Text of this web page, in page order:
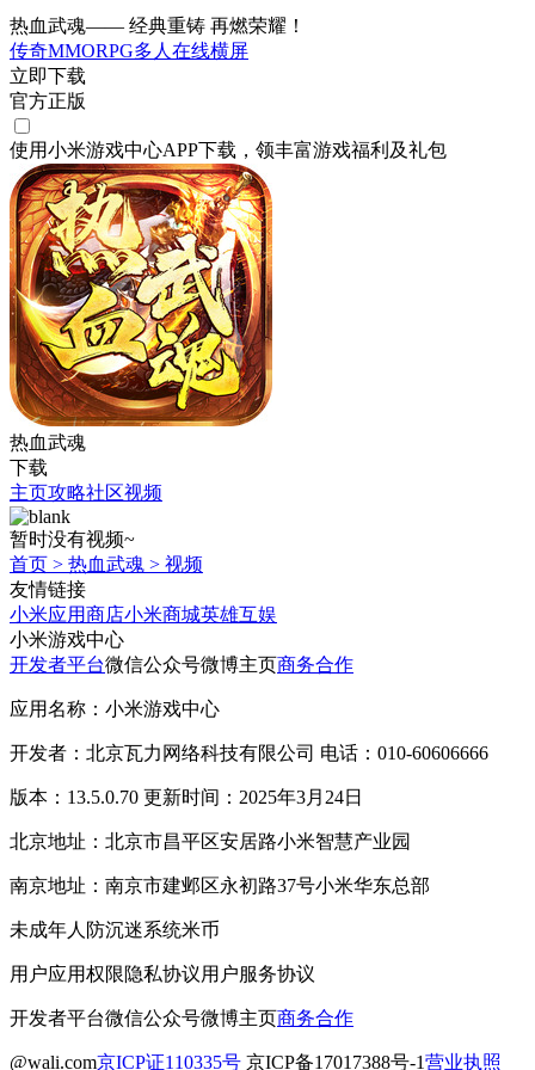
热血武魂—— 经典重铸 再燃荣耀！
传奇MMORPG多人在线横屏
立即下载
官方正版
使用小米游戏中心APP下载 ，领丰富游戏福利 及礼包
热血武魂
下载
主页攻略社区视频
暂时没有视频~
首页 > 热血武魂 > 视频
友情链接
小米应用商店小米商城英雄互娱
小米游戏中心
开发者平台微信公众号微博主页商务合作
应用名称：小米游戏中心
开发者：北京瓦力网络科技有限公司 电话：010-60606666
版本：13.5.0.70 更新时间：2025年3月24日
北京地址：北京市昌平区安居路小米智慧产业园
南京地址：南京市建邺区永初路37号小米华东总部
未成年人防沉迷系统米币
用户应用权限隐私协议用户服务协议
开发者平台微信公众号微博主页商务合作
@wali.com京ICP证110335号 京ICP备17017388号-1营业执照